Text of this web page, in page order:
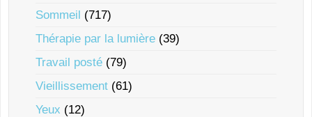
Sommeil (717)
Thérapie par la lumière (39)
Travail posté (79)
Vieillissement (61)
Yeux (12)